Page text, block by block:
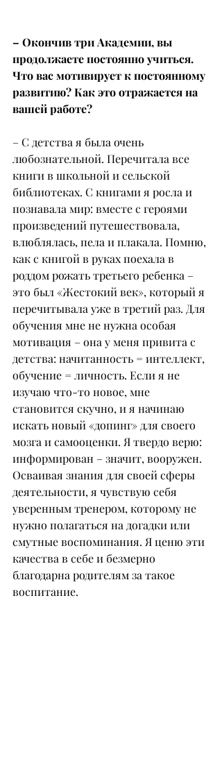
– Окончив три Академии, вы
продолжаете постоянно учиться.
Что вас мотивирует к постоянному
развитию? Как это отражается на
вашей работе?
– С детства я была очень
любознательной. Перечитала все
книги в школьной и сельской
библиотеках. С книгами я росла и
познавала мир: вместе с героями
произведений путешествовала,
влюблялась, пела и плакала. Помню,
как с книгой в руках поехала в
роддом рожать третьего ребенка –
это был «Жестокий век», который я
перечитывала уже в третий раз. Для
обучения мне не нужна особая
мотивация – она у меня привита с
детства: начитанность = интеллект,
обучение = личность. Если я не
изучаю что-то новое, мне
становится скучно, и я начинаю
искать новый «допинг» для своего
мозга и самооценки. Я твердо верю:
информирован – значит, вооружен.
Осваивая знания для своей сферы
деятельности, я чувствую себя
уверенным тренером, которому не
нужно полагаться на догадки или
смутные воспоминания. Я ценю эти
качества в себе и безмерно
благодарна родителям за такое
воспитание.